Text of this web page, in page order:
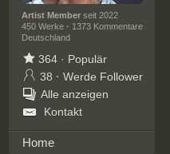
Artist Memberseit 2022
450 Werke · 1373 Kommentare
Deutschland
364· Populär
38 · Werde Follower
Alle anzeigen
Kontakt
Home